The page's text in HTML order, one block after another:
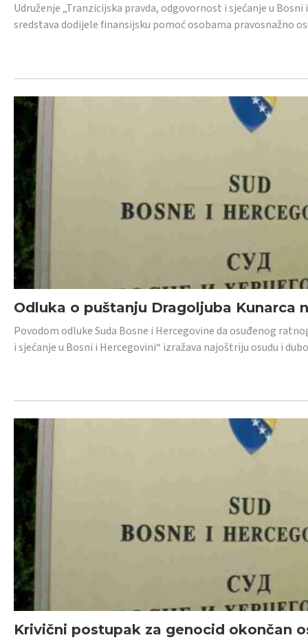
Udruženje „Tranzicijska pravda, odgovornost i sjećanje u
sredstava dodijele finansijsku pomoć osobama pravosnažno
Odluka o puštanju Dragoljuba Kunarca
Povodom odluke Suda Bosne i Hercegovine da osuđenog
i sjećanje u Bosni i Hercegovini“ izražava najoštriju osudu i
Krivični postupak za genocid okončan